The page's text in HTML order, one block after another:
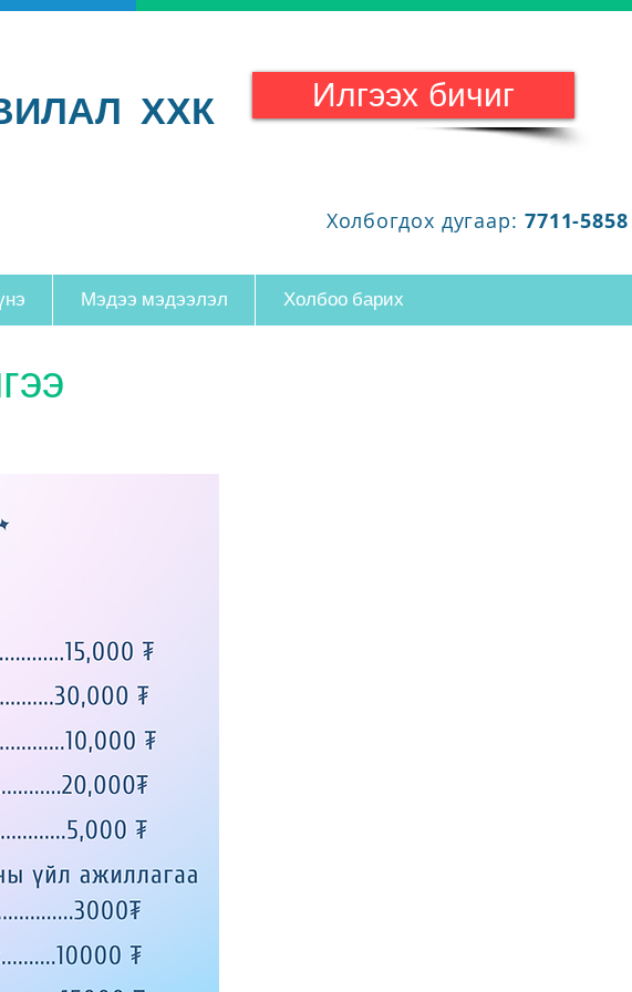
Илгээх бичиг
ХХК
Холбогдох дугаар: 7711-5858
Мэдээ мэдээлэл Холбоо барих